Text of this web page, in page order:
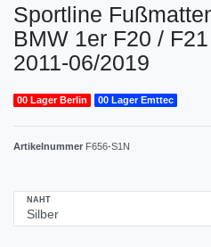
Sportline
BMW 1er F20 /
2011-06/2019
00 Lager Berlin 00 Lager Emttec
Artikelnummer F656-S1N
NAHT